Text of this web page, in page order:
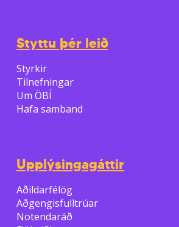
Styttu þér leið
Styrkir
Tilnefningar
Um ÖBÍ
Hafa samband
Upplýsingagáttir
Aðildarfélög
Aðgengisfulltrúar
Notendaráð